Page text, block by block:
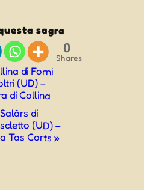
sagra
0
Shares
di Forni
(UD) –
di Collina
Salârs di
(UD) –
Tas Corts»